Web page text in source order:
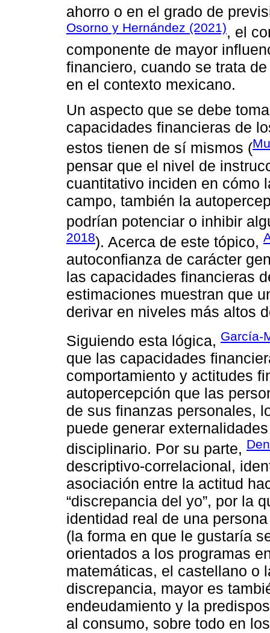
ahorro o en el grado de
Osorno y Hernández (2021), el
componente de mayor
financiero, cuando se trata
en el contexto mexicano.
Un aspecto que se debe
capacidades financieras de
estos tienen de sí mismos (
pensar que el nivel de
cuantitativo inciden en cómo
campo, también la
podrían potenciar o inhibir
2018). Acerca de este tópico,
autoconfianza de carácter
las capacidades financieras
estimaciones muestran que
derivar en niveles más altos
Siguiendo esta lógica, García-
que las capacidades
comportamiento y actitudes
autopercepción que las
de sus finanzas personales,
puede generar
disciplinario. Por su parte,
descriptivo-correlacional,
asociación entre la actitud
“discrepancia del yo”, por la
identidad real de una
(la forma en que le gustaría
orientados a los programas
matemáticas, el castellano o
discrepancia, mayor es
endeudamiento y la
al consumo, sobre todo en